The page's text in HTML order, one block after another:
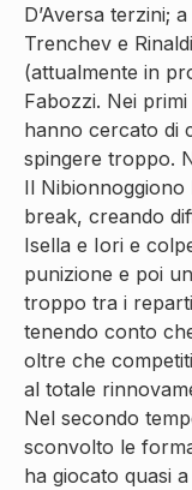
D’Aversa terzini;
Trenchev e
(attualmente in
Fabozzi. Nei
hanno cercato di
spingere troppo.
Il
break, creando
Isella e Iori e
punizione e poi
troppo tra i
tenendo conto
oltre che
al totale
Nel secondo
sconvolto le
ha giocato quasi